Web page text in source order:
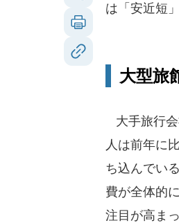
は「安近短
大型旅
大手旅行
人は前年に
ち込んでい
費が全体的
注目が高ま